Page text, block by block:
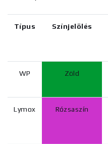
Típus Színjelölés
WP Zöld
Lymox Rózsaszín